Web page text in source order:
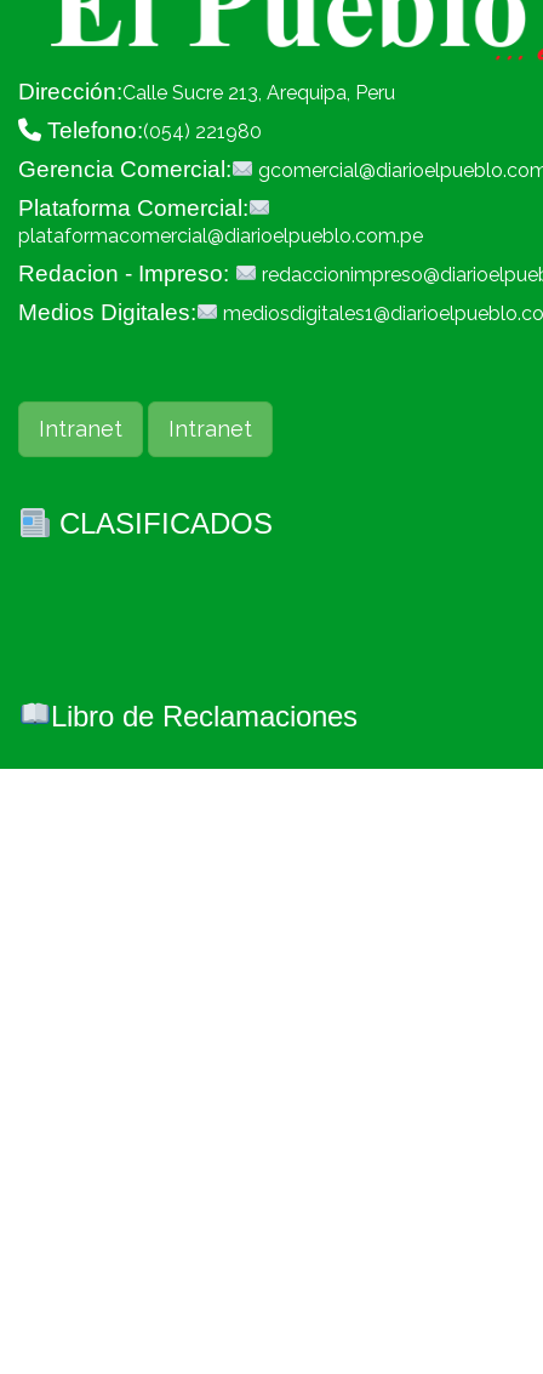
Dirección:Calle Sucre 213, Arequipa, Peru
Telefono:(054) 221980
Gerencia Comercial:
Plataforma Comercial:
plataformacomercial@diarioelpueblo.com.pe
Redacion - Impreso:
Medios Digitales:
Intranet Intranet
CLASIFICADOS
Libro de Reclamaciones